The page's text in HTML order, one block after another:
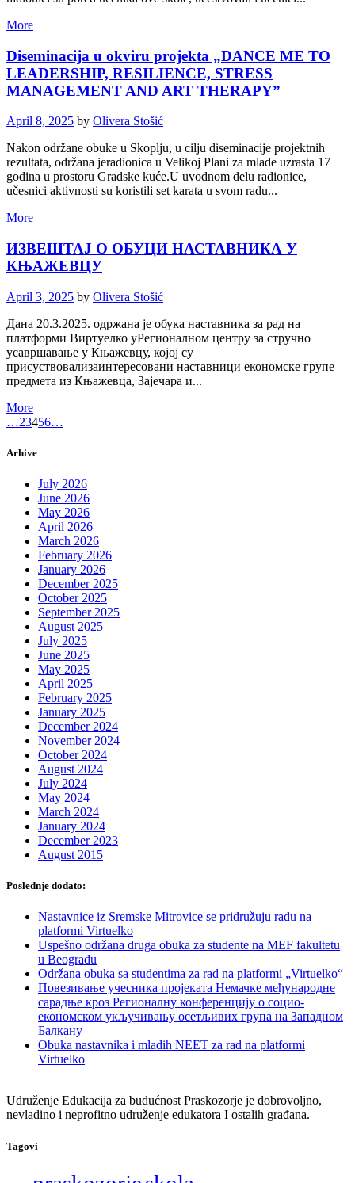
More
Diseminacija u okviru projekta „DANCE ME TO
LEADERSHIP, RESILIENCE, STRESS
MANAGEMENT AND ART THERAPY”
April 8, 2025 by Olivera Stošić
Nakon održane obuke u Skoplju, u cilju diseminacije projektnih
rezultata, održana jeradionica u Velikoj Plani za mlade uzrasta 17
godina u prostoru Gradske kuće.U uvodnom delu radionice,
učesnici aktivnosti su koristili set karata u svom radu...
More
ИЗВЕШТАЈ О ОБУЦИ НАСТАВНИКА У
КЊАЖЕВЦУ
April 3, 2025 by Olivera Stošić
Дана 20.3.2025. одржана је обука наставника за рад на
платформи Виртуелко уРегионалном центру за стручно
усавршавање у Књажевцу, којој су
присуствовализаинтересовани наставници економске групе
предмета из Књажевца, Зајечара и...
More
…23456…
Arhive
July 2026
June 2026
May 2026
April 2026
March 2026
February 2026
January 2026
December 2025
October 2025
September 2025
August 2025
July 2025
June 2025
May 2025
April 2025
February 2025
January 2025
December 2024
November 2024
October 2024
August 2024
July 2024
May 2024
March 2024
January 2024
December 2023
August 2015
Poslednje dodato:
Nastavnice iz Sremske Mitrovice se pridružuju radu na
platformi Virtuelko
Uspešno održana druga obuka za studente na MEF fakultetu
u Beogradu
Održana obuka sa studentima za rad na platformi „Virtuelko“
Повезивање учесника пројеката Немачке међународне
сарадње кроз Регионалну конференцију о социо-
економском укључивању осетљивих група на Западном
Балкану
Obuka nastavnika i mladih NEET za rad na platformi
Virtuelko
Udruženje Edukacija za budućnost Praskozorje je dobrovoljno,
nevladino i neprofitno udruženje edukatora I ostalih građana.
Tagovi